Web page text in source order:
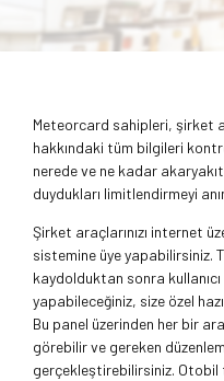
Meteorcard sahipleri, şirket
hakkındaki tüm bilgileri
nerede ve ne kadar
duydukları limitlendirmeyi
Şirket araçlarınızı internet
sistemine üye yapabilirsiniz.
kaydolduktan sonra
yapabileceğiniz, size özel
Bu panel üzerinden her bir
görebilir ve gereken
gerçekleştirebilirsiniz. Otobil